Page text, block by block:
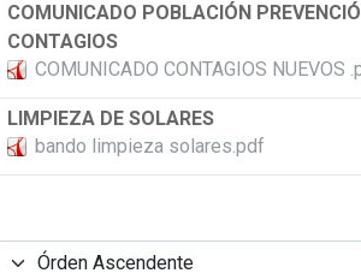
COMUNICADO POBLACIÓN
CONTAGIOS
COMUNICADO CONTAGIOS NUEVOS
LIMPIEZA DE SOLARES
bando limpieza solares.pdf